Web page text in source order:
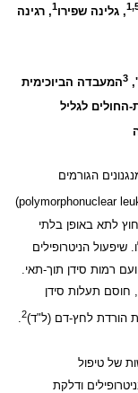
, גלינה שפירו1, רגינה
3המעבדה הביוכימית
החולים לגליל
הגורמים
לתא באופן בלתי
הניטרופילים
רמות סידן תוך-תאי.
, חוסם תעלות סידן
הורדת לחץ-דם (ל"ד)2
של טיפול
ודלקת